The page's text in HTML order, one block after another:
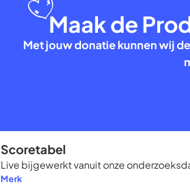
Maak de
Met jouw donatie kunnen wij
Scoretabel
Live bijgewerkt vanuit onze
Merk